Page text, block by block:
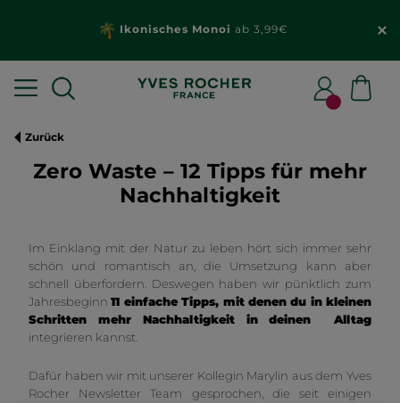
Ikonisches Monoi ab 3,99€
Zurück
Zero Waste – 12 Tipps für mehr
Nachhaltigkeit
Im Einklang mit der Natur zu leben hört sich immer sehr
schön und romantisch an, die Umsetzung kann aber
schnell überfordern. Deswegen haben wir pünktlich zum
Jahresbeginn11 einfache Tipps, mit denen du in kleinen
Schritten mehr Nachhaltigkeit in deinen Alltag
integrieren kannst.
Dafür haben wir mit unserer Kollegin Marylin aus dem Yves
Rocher Newsletter Team gesprochen, die seit einigen